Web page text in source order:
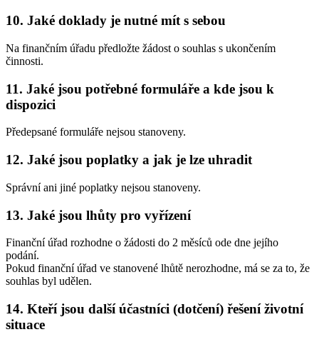
10. Jaké doklady je nutné mít s sebou
Na finančním úřadu předložte žádost o souhlas s ukončením
činnosti.
11. Jaké jsou potřebné formuláře a kde jsou k
dispozici
Předepsané formuláře nejsou stanoveny.
12. Jaké jsou poplatky a jak je lze uhradit
Správní ani jiné poplatky nejsou stanoveny.
13. Jaké jsou lhůty pro vyřízení
Finanční úřad rozhodne o žádosti do 2 měsíců ode dne jejího
podání.
Pokud finanční úřad ve stanovené lhůtě nerozhodne, má se za to, že
souhlas byl udělen.
14. Kteří jsou další účastníci (dotčení) řešení životní
situace